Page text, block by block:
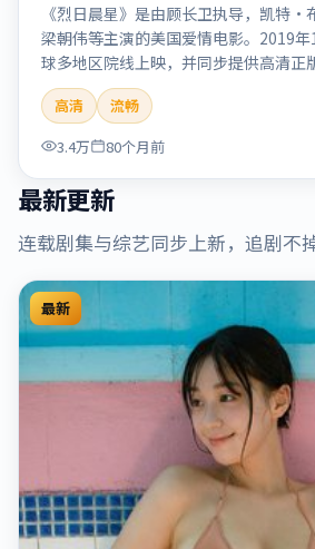
《烈日晨星》是由顾长卫执导，凯特·
梁朝伟等主演的美国爱情电影。2019
球多地区院线上映，并同步提供高清正
剧情与看点：情感细腻动人，人物关系
温情叙事的观众。本片适合检索「烈日
「爱情」「美国」「2019」「2019-12-
影迷阅读简介与主创信息。
高清
流畅
3.4万
80个月前
最新更新
连载剧集与综艺同步上新，追剧不
最新